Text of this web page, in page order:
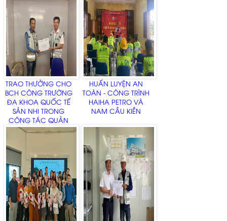
TRAO THƯỞNG CHO
BCH CÔNG TRƯỜNG
ĐA KHOA QUỐC TẾ
SẢN NHI TRONG
CÔNG TÁC QUẢN
LÝ, TỔ CHỨC THI
THÁNG 10 NĂM 2022
HUẤN LUYỆN AN
TOÀN - CÔNG TRÌNH
HAIHA PETRO VÀ
NAM CẦU KIỀN